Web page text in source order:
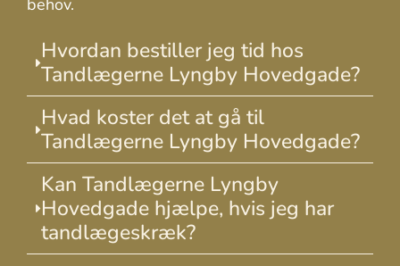
behov.
Hvordan bestiller jeg tid hos
Tandlægerne Lyngby Hovedgade?
Hvad koster det at gå til
Tandlægerne Lyngby Hovedgade?
Kan Tandlægerne Lyngby
Hovedgade hjælpe, hvis jeg har
tandlægeskræk?